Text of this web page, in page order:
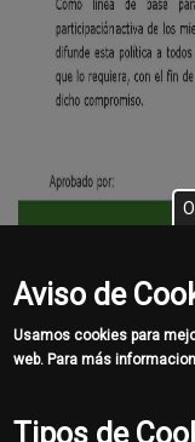
Política SGI.pdf
Aviso de
Usamos cookies para
web. Para más
Tipos de